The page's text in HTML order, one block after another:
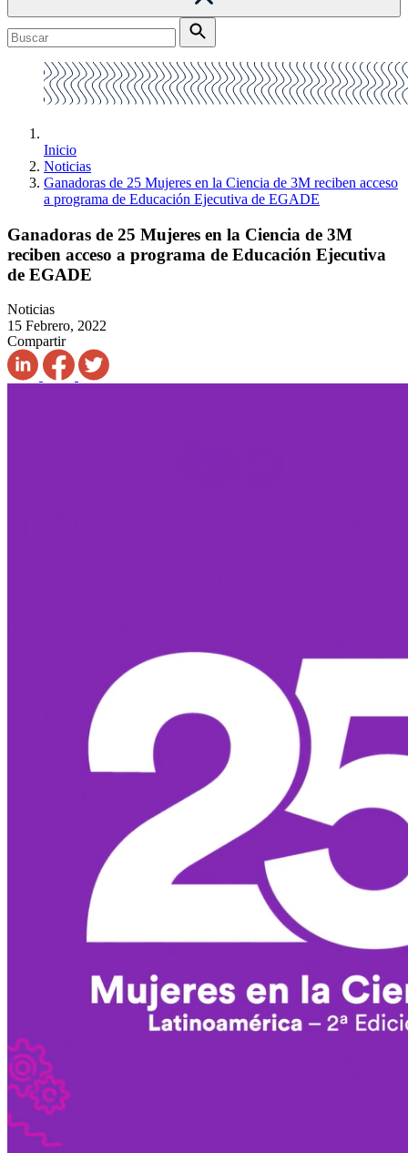
Inicio
Noticias
Ganadoras de 25 Mujeres en la Ciencia de 3M reciben acceso
a programa de Educación Ejecutiva de EGADE
Ganadoras de 25 Mujeres en la Ciencia de 3M
reciben acceso a programa de Educación Ejecutiva
de EGADE
Noticias
15 Febrero, 2022
Compartir